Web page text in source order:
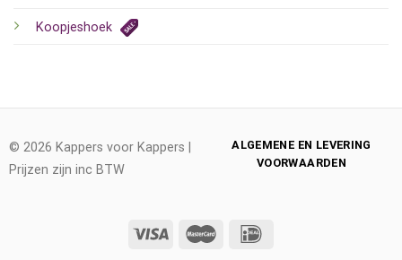
Koopjeshoek
© 2026 Kappers voor Kappers |
Prijzen zijn inc BTW
ALGEMENE EN LEVERING
VOORWAARDEN